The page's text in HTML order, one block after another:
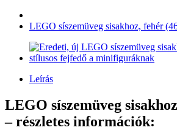
LEGO síszemüveg sisakhoz, fehér
Leírás
LEGO síszemüveg
– részletes információk: